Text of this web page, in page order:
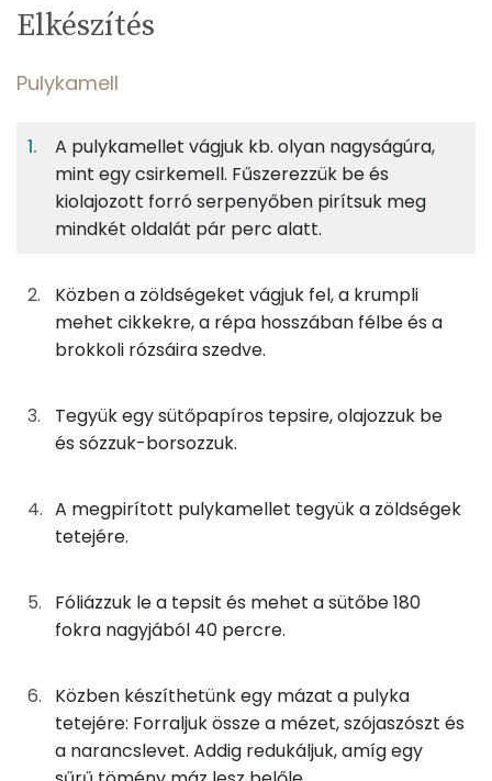
Egy
adagban
11%
Pulykamell
225g pulykamell
13gméz
38 kcal
8gszójaszósz
5 kcal
80gsárgarépa
4g olívaolaj
0gbors 0 kcal
TÁPANYAGTARTALOM
11%
Fehérje
8%
Szénhidrát
4%
Zsír
77%
Víz
TOP ásványi anyagok
Nátrium
Foszfor
Magnézium
TOP vitaminok
Kolin:
β-karotin
α-karotin
Elkészítés
Pulykamell
A pulykamellet vágjuk kb. olyan nagyságúra,
mint egy csirkemell. Fűszerezzük be és
kiolajozott forró serpenyőben pirítsuk meg
mindkét oldalát pár perc alatt.
Közben a zöldségeket vágjuk fel, a krumpli
mehet cikkekre, a répa hosszában félbe és a
brokkoli rózsáira szedve.
Tegyük egy sütőpapíros tepsire, olajozzuk be
és sózzuk-borsozzuk.
A megpirított pulykamellet tegyük a zöldségek
tetejére.
Fóliázzuk le a tepsit és mehet a sütőbe 180
fokra nagyjából 40 percre.
Közben készíthetünk egy mázat a pulyka
tetejére: Forraljuk össze a mézet, szójaszószt és
a narancslevet. Addig redukáljuk, amíg egy